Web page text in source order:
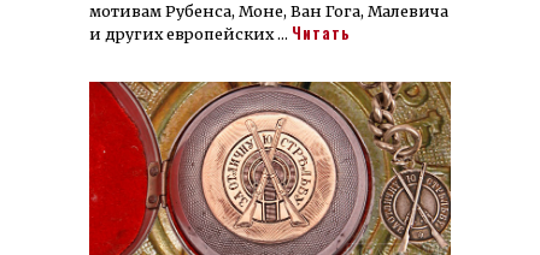
мотивам Рубенса, Моне, Ван Гога, Малевича
и других евро­пейских … Читать